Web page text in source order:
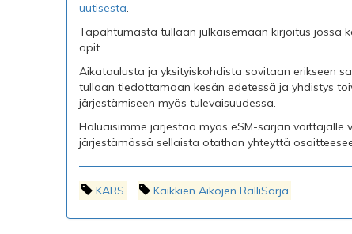
uutisesta.
Tapahtumasta tullaan julkaisemaan kirjoitus jossa
opit.
Aikataulusta ja yksityiskohdista sovitaan erikseen
tullaan tiedottamaan kesän edetessä ja yhdistys
järjestämiseen myös tulevaisuudessa.
Haluaisimme järjestää myös eSM-sarjan
järjestämässä sellaista otathan yhteyttä
KARS Kaikkien Aikojen RalliSarja